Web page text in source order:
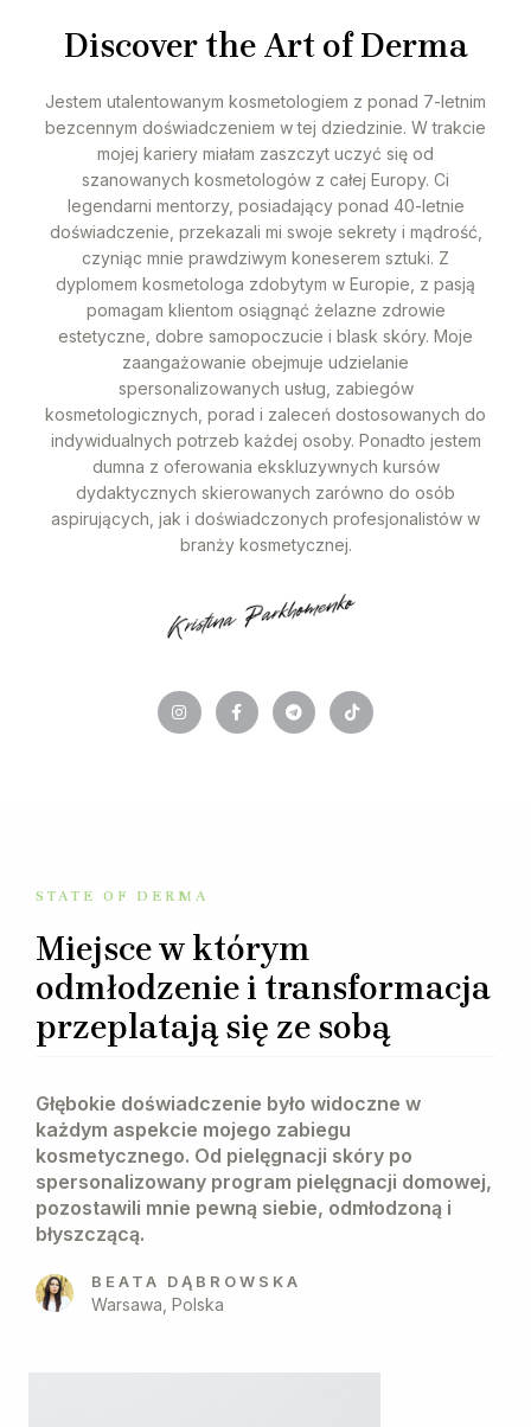
Discover the Art of Derma
Jestem utalentowanym kosmetologiem z ponad 7-letnim
bezcennym doświadczeniem w tej dziedzinie. W trakcie
mojej kariery miałam zaszczyt uczyć się od
szanowanych kosmetologów z całej Europy. Ci
legendarni mentorzy, posiadający ponad 40-letnie
doświadczenie, przekazali mi swoje sekrety i mądrość,
czyniąc mnie prawdziwym koneserem sztuki. Z
dyplomem kosmetologa zdobytym w Europie, z pasją
pomagam klientom osiągnąć żelazne zdrowie
estetyczne, dobre samopoczucie i blask skóry. Moje
zaangażowanie obejmuje udzielanie
spersonalizowanych usług, zabiegów
kosmetologicznych, porad i zaleceń dostosowanych do
indywidualnych potrzeb każdej osoby. Ponadto jestem
dumna z oferowania ekskluzywnych kursów
dydaktycznych skierowanych zarówno do osób
aspirujących, jak i doświadczonych profesjonalistów w
branży kosmetycznej.
STATE OF DERMA
Miejsce w którym
odmłodzenie i transformacja
przeplatają się ze sobą
Głębokie doświadczenie było widoczne w
każdym aspekcie mojego zabiegu
kosmetycznego. Od pielęgnacji skóry po
spersonalizowany program pielęgnacji domowej,
pozostawili mnie pewną siebie, odmłodzoną i
błyszczącą.
BEATA DĄBROWSKA
Warsawa, Polska